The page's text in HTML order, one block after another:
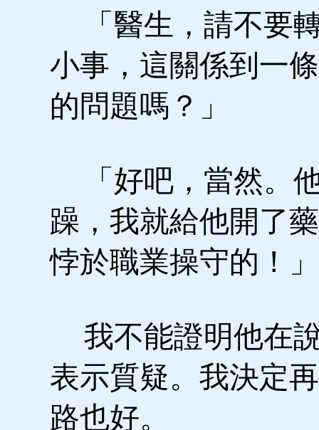
「醫生，請不要
小事，這關係到一
的問題嗎？」
「好吧，當然。
躁，我就給他開了
悖於職業操守的！」
我不能證明他在
表示質疑。我決定
路也好。